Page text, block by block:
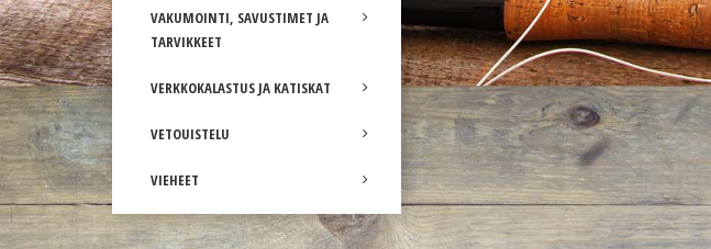
VAKUMOINTI, SAVUSTIMET JA
TARVIKKEET
VERKKOKALASTUS JA KATISKAT
VETOUISTELU
VIEHEET